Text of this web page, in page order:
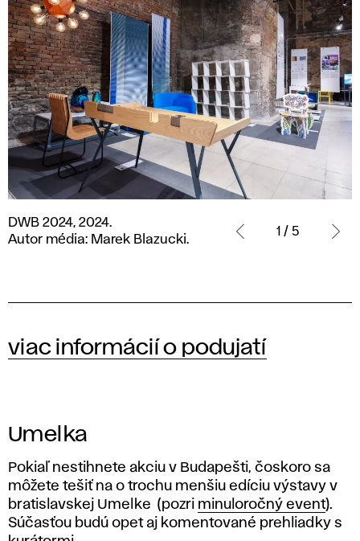
2024,
2024.
Marek
DWB 2024, 2024.
Autor média: Marek Blazucki.
1 / 5
viac informácií o podujatí
Umelka
Pokiaľ nestihnete akciu v Budapešti, čoskoro sa
môžete tešiť na o trochu menšiu edíciu výstavy v
bratislavskej Umelke (pozri minuloročný event).
Súčasťou budú opet aj komentované prehliadky s